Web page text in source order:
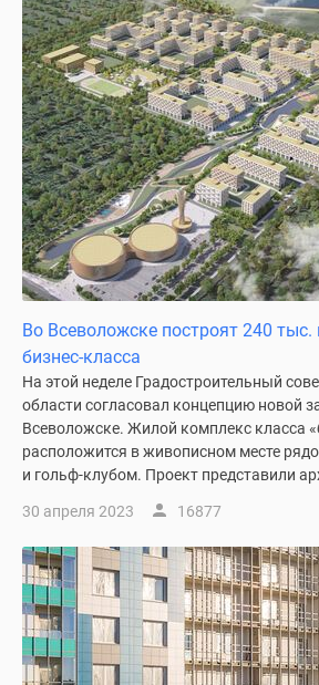
Во Всеволожске построят 240
бизнес-класса
На этой неделе Градостроительный
области согласовал концепцию новой
Всеволожске. Жилой комплекс класса
расположится в живописном месте
и гольф-клубом. Проект представили
30 апреля 2023 16877